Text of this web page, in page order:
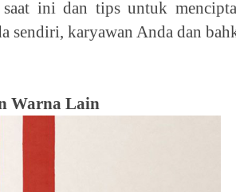
saat ini dan tips untuk
sendiri, karyawan Anda dan
Warna Lain